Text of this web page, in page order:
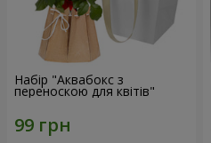
Набір "Аквабокс з
переноскою для квітів"